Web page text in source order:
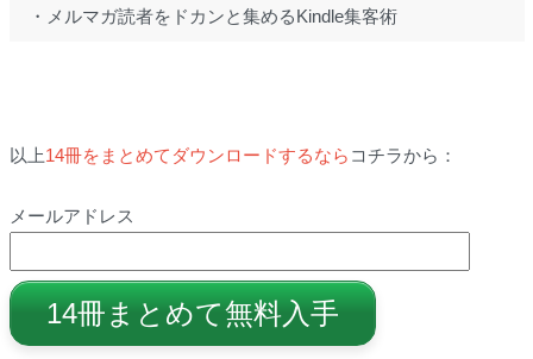
・メルマガ読者をドカンと集めるKindle集客術
以上14冊をまとめてダウンロードするなら コチラから：
メールアドレス